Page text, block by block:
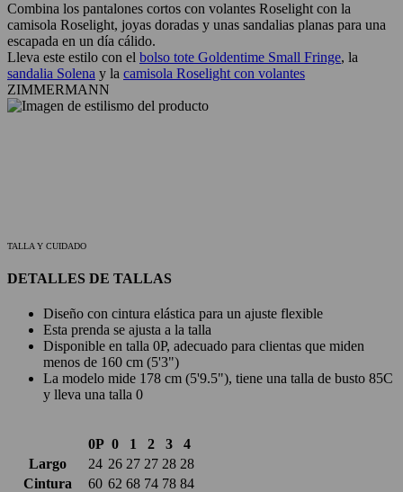
Combina los pantalones cortos con volantes Roselight con la
camisola Roselight, joyas doradas y unas sandalias planas para una
escapada en un día cálido.
Lleva este estilo con el bolso tote Goldentime Small Fringe, la
sandalia Solena y la camisola Roselight con volantes
ZIMMERMANN
TALLA Y CUIDADO
DETALLES DE TALLAS
Diseño con cintura elástica para un ajuste flexible
Esta prenda se ajusta a la talla
Disponible en talla 0P, adecuado para clientas que miden
menos de 160 cm (5'3")
La modelo mide 178 cm (5'9.5"), tiene una talla de busto 85C
y lleva una talla 0
0P 0 1 2 3
4
Largo
24 26 27 27 28 28
Cintura
60 62 68 74 78 84